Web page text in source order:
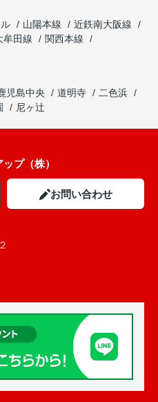
山陽本線
近鉄南大阪線
牟田線
関西本線
児島中央 道明寺
二色浜
尼ヶ辻
プ（株）
お問い合わせ